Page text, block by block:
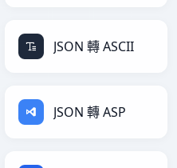
JSON 轉 ASCII
JSON 轉 ASP